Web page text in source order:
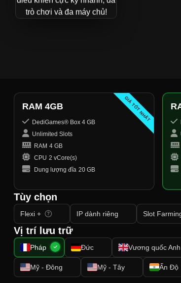
GIÁ TỐT NHẤT
RAM 4GB
DediGames® Box 4 GB
Unlimited Slots
RAM 4 GB
CPU 2 vCore(s)
Dung lượng đĩa 20 GB
Tùy chọn
Flexi + IP dành riêng Slot
Vị trí lưu trữ
Pháp Đức Vương quốc Anh
Mỹ - Đông Mỹ - Tây Ấn Độ